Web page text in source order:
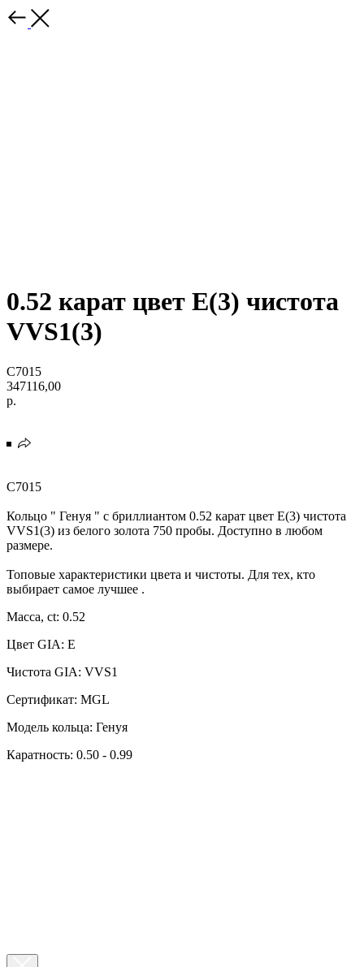
0.52 карат цвет E(3) чистота
VVS1(3)
C7015
347116,00
р.
C7015
Кольцо " Генуя " с бриллиантом 0.52 карат цвет E(3) чистота
VVS1(3) из белого золота 750 пробы. Доступно в любом
размере.
Топовые характеристики цвета и чистоты. Для тех, кто
выбирает самое лучшее .
Масса, ct: 0.52
Цвет GIA: E
Чистота GIA: VVS1
Сертификат: MGL
Модель кольца: Генуя
Каратность: 0.50 - 0.99